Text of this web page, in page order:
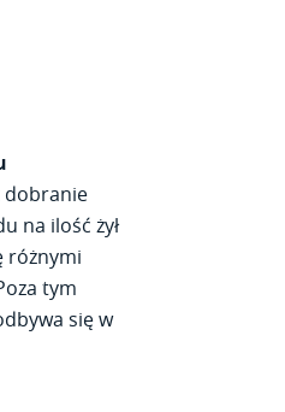
dobranie
na ilość żył
różnymi
tym
się w